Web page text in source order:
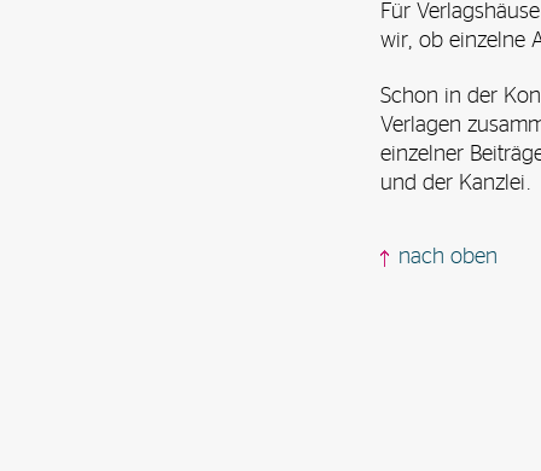
Für
wir, ob einzelne
Schon in der
Verlagen
einzelner
und der Kanzlei.
nach oben